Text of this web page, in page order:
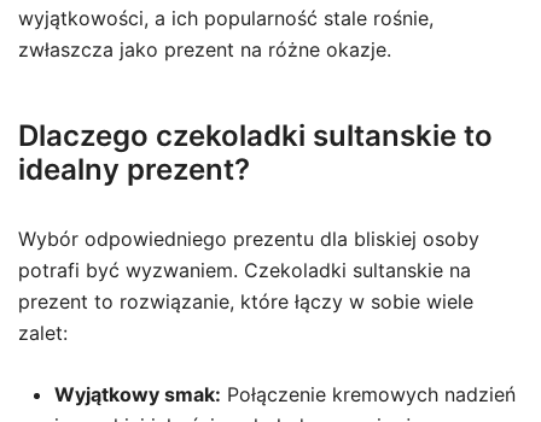
wyjątkowości, a ich popularność stale rośnie,
zwłaszcza jako prezent na różne okazje.
Dlaczego czekoladki sultanskie to
idealny prezent?
Wybór odpowiedniego prezentu dla bliskiej osoby
potrafi być wyzwaniem. Czekoladki sultanskie na
prezent to rozwiązanie, które łączy w sobie wiele
zalet:
Wyjątkowy smak: Połączenie kremowych nadzień